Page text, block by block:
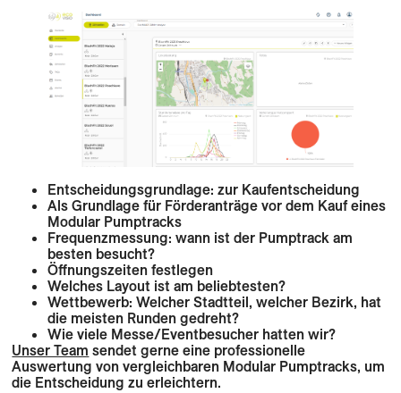
Entscheidungsgrundlage: zur Kaufentscheidung
Als Grundlage für Förderanträge vor dem Kauf eines
Modular Pumptracks
Frequenzmessung: wann ist der Pumptrack am
besten besucht?
Öffnungszeiten festlegen
Welches Layout ist am beliebtesten?
Wettbewerb: Welcher Stadtteil, welcher Bezirk, hat
die meisten Runden gedreht?
Wie viele Messe/Eventbesucher hatten wir?
Unser Team sendet gerne eine professionelle
Auswertung von vergleichbaren Modular Pumptracks, um
die Entscheidung zu erleichtern.